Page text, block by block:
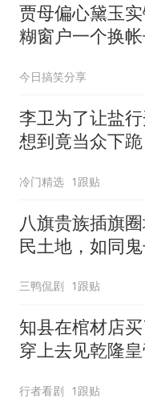
贾母偏心黛玉
糊窗户一个换
今日搞笑分享
李卫为了让盐
想到竟当众下跪
冷门精选 1跟贴
八旗贵族插旗
民土地，如同
三鸭侃剧 1跟贴
知县在棺材店
穿上去见乾隆
行者看剧 1跟贴